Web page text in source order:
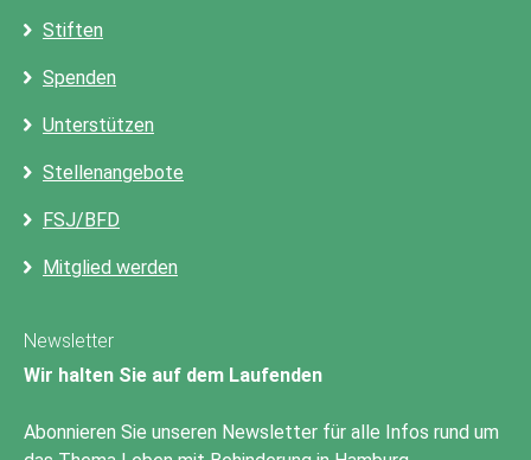
Stiften
Spenden
Unterstützen
Stellenangebote
FSJ/BFD
Mitglied werden
Newsletter
Wir halten Sie auf dem Laufenden
Abonnieren Sie unseren Newsletter für alle Infos rund um